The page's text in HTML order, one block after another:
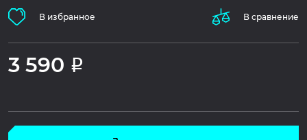
В избранное В сравнение
3 590 Р